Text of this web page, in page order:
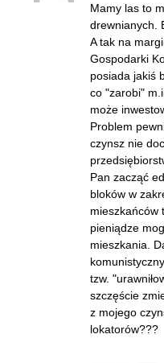
Mamy las to
drewnianych.
A tak na
Gospodarki
posiada jakiś
co "zarobi"
może
Problem
czynsz nie
Pan zacząć
bloków w
mieszkańców
pieniądze
mieszkania.
tzw.
szczęście
z mojego
lokatorów???